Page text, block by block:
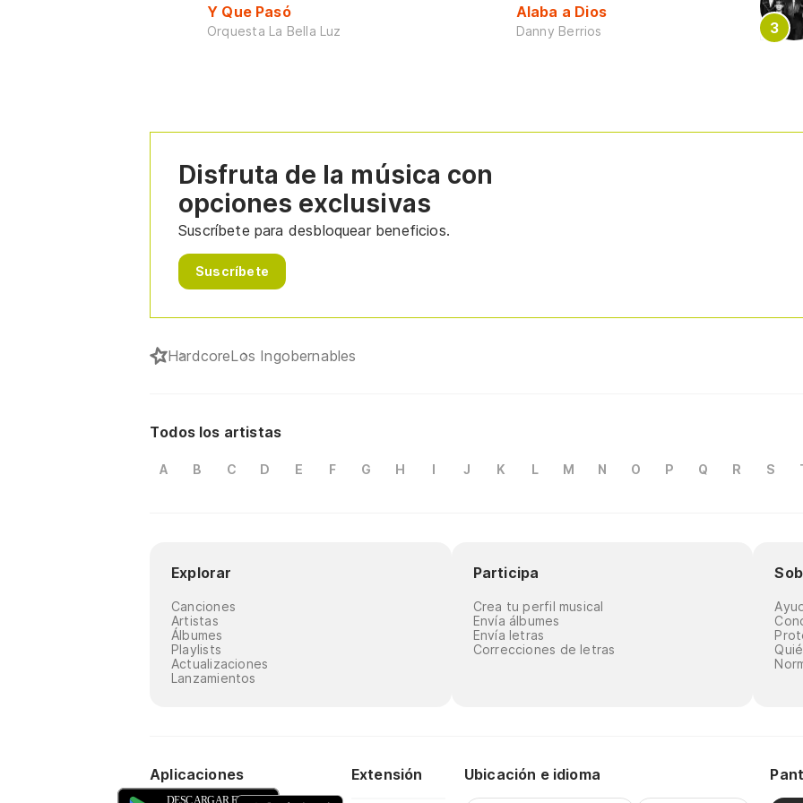
Y Que Pasó
Orquesta La Bella Luz
Alaba a Dios
Danny Berrios
Disfruta de la música con
opciones exclusivas
Suscríbete para desbloquear beneficios.
Suscríbete
HardcoreLos Ingobernables
Todos los artistas
A B C D E F G H I J K L M N O P Q R S
Explorar
Canciones
Artistas
Álbumes
Playlists
Actualizaciones
Lanzamientos
Participa
Crea tu perfil musical
Envía álbumes
Envía letras
Correcciones de letras
Aplicaciones Extensión Ubicación e idioma